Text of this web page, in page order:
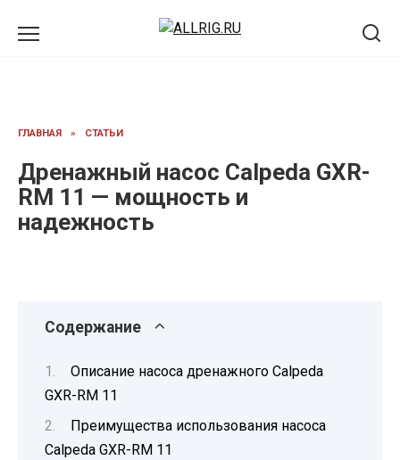
ГЛАВНАЯ » СТАТЬИ
Дренажный насос Calpeda GXR-
RM 11 — мощность и
надежность
Содержание
Описание насоса дренажного Calpeda
GXR-RM 11
Преимущества использования насоса
Calpeda GXR-RM 11